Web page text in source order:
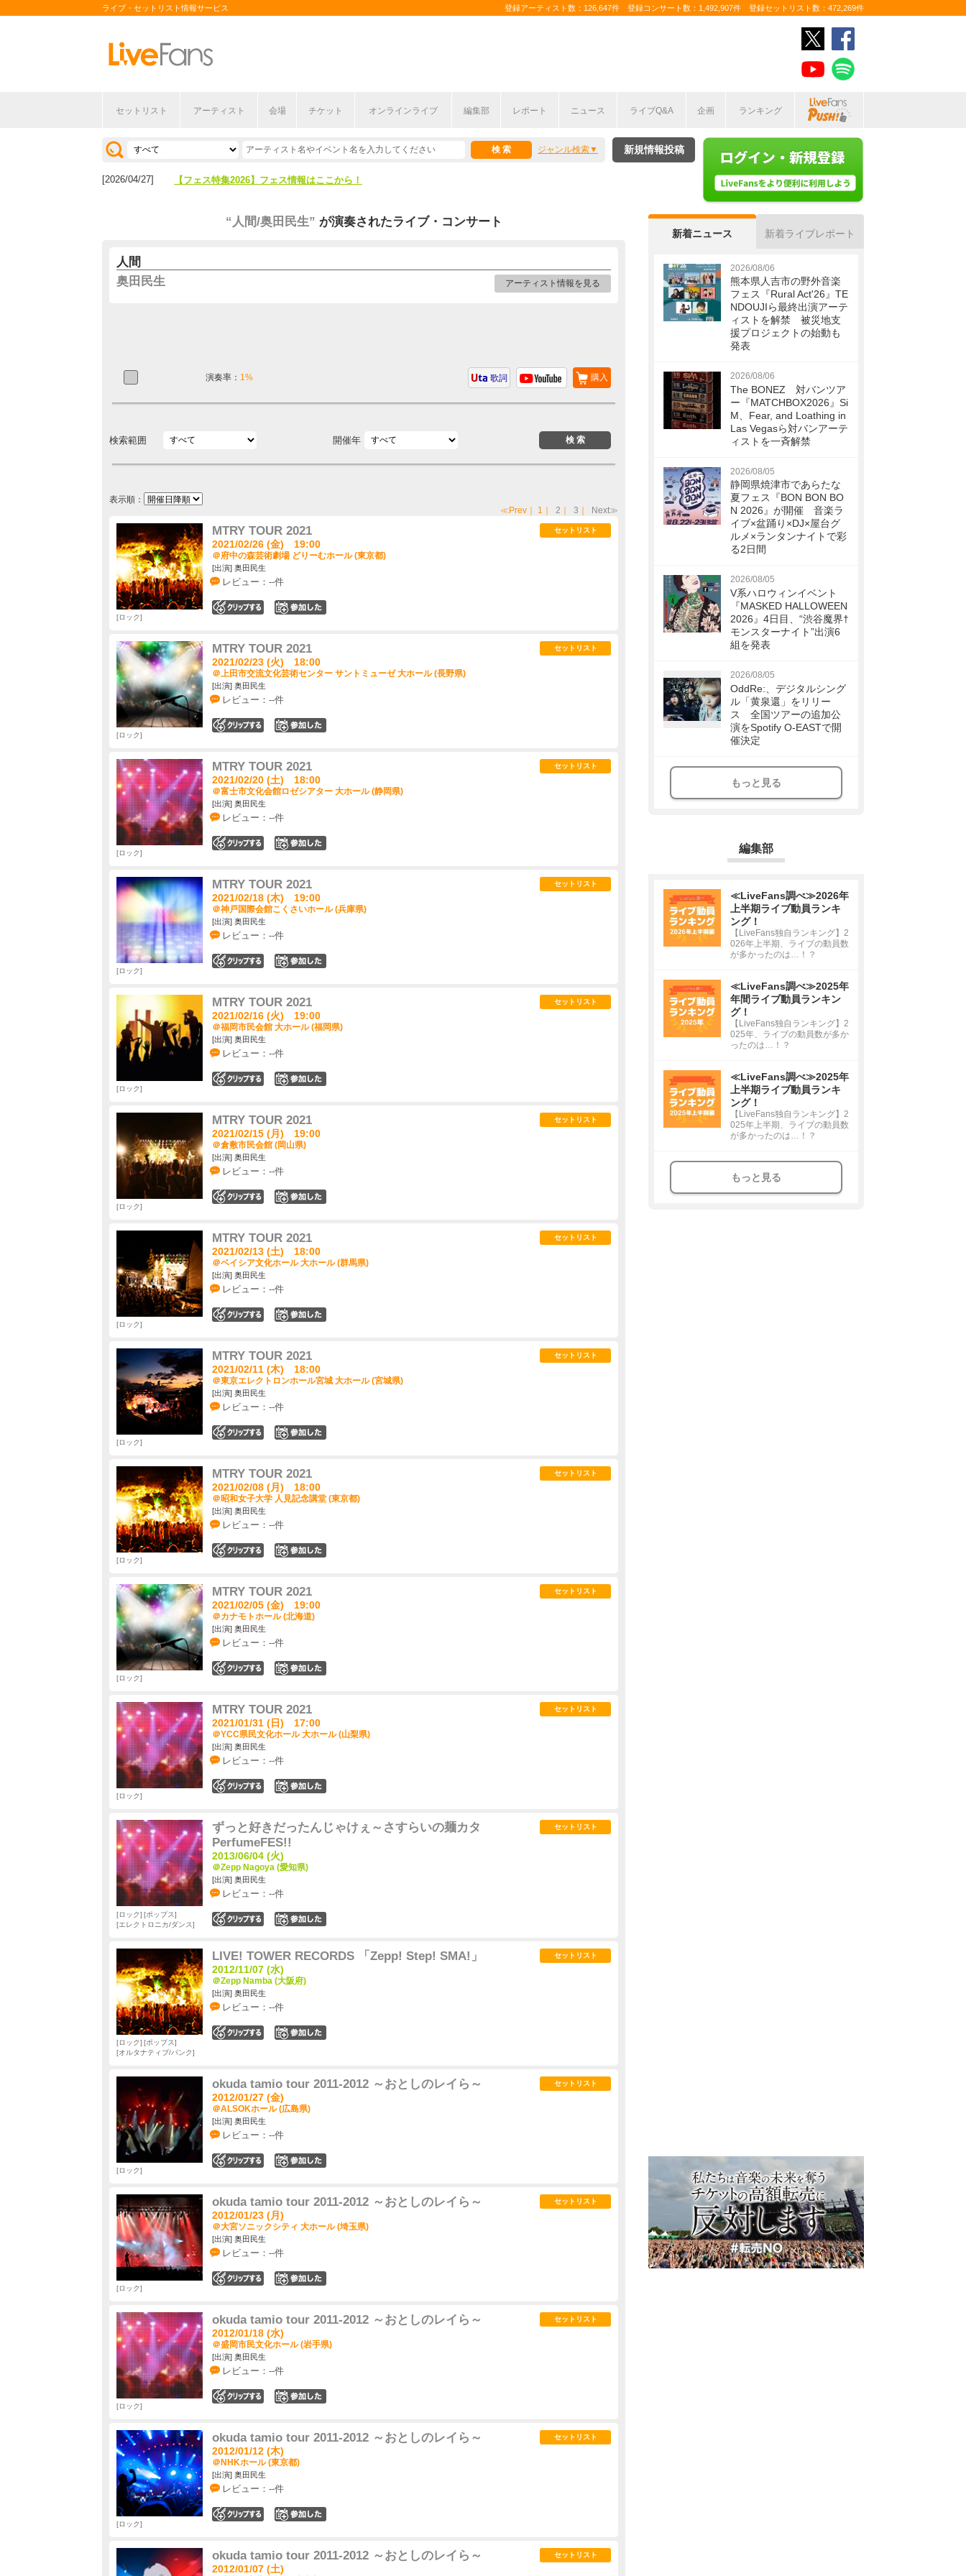
ライブ・セットリスト情報サービス 登録アーティスト数：126,647件 登録コンサート数：1,492,907件 登録セットリスト数：472,269件
セットリスト アーティスト 会場 チケット オンラインライブ 編集部 レポート ニュース ライブQ&A 企画 ランキング
ジャンル検索
[2026/07/28] 【ライブ動員ランキング】2026年上半期編発表！
[2026/04/27] 【フェス特集2026】フェス情報はここから！
新規情報投稿
“人間/奥田民生” が演奏されたライブ・コンサート
人間
奥田民生
アーティスト情報を見る
演奏率： 1% 購入
歌詞
検索範囲 開催年
表示順：
≪Prev ｜ 1 ｜ 2 ｜ 3 ｜ Next≫
MTRY TOUR 2021
2021/02/26 (金) 19:00
＠府中の森芸術劇場 どりーむホール (東京都)
[出演] 奥田民生
レビュー：--件
セットリスト
ロック
MTRY TOUR 2021
2021/02/23 (火) 18:00
＠上田市交流文化芸術センター サントミューゼ 大ホール (長野県)
[出演] 奥田民生
レビュー：--件
セットリスト
ロック
MTRY TOUR 2021
2021/02/20 (土) 18:00
＠富士市文化会館ロゼシアター 大ホール (静岡県)
[出演] 奥田民生
レビュー：--件
セットリスト
ロック
MTRY TOUR 2021
2021/02/18 (木) 19:00
＠神戸国際会館こくさいホール (兵庫県)
[出演] 奥田民生
レビュー：--件
セットリスト
ロック
MTRY TOUR 2021
2021/02/16 (火) 19:00
＠福岡市民会館 大ホール (福岡県)
[出演] 奥田民生
レビュー：--件
セットリスト
ロック
MTRY TOUR 2021
2021/02/15 (月) 19:00
＠倉敷市民会館 (岡山県)
[出演] 奥田民生
レビュー：--件
セットリスト
ロック
MTRY TOUR 2021
2021/02/13 (土) 18:00
＠ベイシア文化ホール 大ホール (群馬県)
[出演] 奥田民生
レビュー：--件
セットリスト
ロック
MTRY TOUR 2021
2021/02/11 (木) 18:00
＠東京エレクトロンホール宮城 大ホール (宮城県)
[出演] 奥田民生
レビュー：--件
セットリスト
ロック
MTRY TOUR 2021
2021/02/08 (月) 18:00
＠昭和女子大学 人見記念講堂 (東京都)
[出演] 奥田民生
レビュー：--件
セットリスト
ロック
MTRY TOUR 2021
2021/02/05 (金) 19:00
＠カナモトホール (北海道)
[出演] 奥田民生
レビュー：--件
セットリスト
ロック
MTRY TOUR 2021
2021/01/31 (日) 17:00
＠YCC県民文化ホール 大ホール (山梨県)
[出演] 奥田民生
レビュー：--件
セットリスト
ロック
ずっと好きだったんじゃけぇ～さすらいの麺カタ
PerfumeFES!!
2013/06/04 (火)
＠Zepp Nagoya (愛知県)
[出演] 奥田民生
レビュー：--件
セットリスト
ロック
ポップス
エレクトロニカ/ダンス
LIVE! TOWER RECORDS 「Zepp! Step! SMA!」
2012/11/07 (水)
＠Zepp Namba (大阪府)
[出演] 奥田民生
レビュー：--件
セットリスト
ロック
ポップス
オルタナティブ/パンク
okuda tamio tour 2011-2012 ～おとしのレイら～
2012/01/27 (金)
＠ALSOKホール (広島県)
[出演] 奥田民生
レビュー：--件
セットリスト
ロック
okuda tamio tour 2011-2012 ～おとしのレイら～
2012/01/23 (月)
＠大宮ソニックシティ 大ホール (埼玉県)
[出演] 奥田民生
レビュー：--件
セットリスト
ロック
okuda tamio tour 2011-2012 ～おとしのレイら～
2012/01/18 (水)
＠盛岡市民文化ホール (岩手県)
[出演] 奥田民生
レビュー：--件
セットリスト
ロック
okuda tamio tour 2011-2012 ～おとしのレイら～
2012/01/12 (木)
＠NHKホール (東京都)
[出演] 奥田民生
レビュー：--件
セットリスト
ロック
okuda tamio tour 2011-2012 ～おとしのレイら～
2012/01/07 (土)
セットリスト
新着ニュース 新着ライブレポート
2026/08/06
熊本県人吉市の野外音楽
フェス『Rural Act'26』TE
NDOUJIら最終出演アーテ
ィストを解禁 被災地支
援プロジェクトの始動も
発表
2026/08/06
The BONEZ 対バンツア
ー『MATCHBOX2026』Si
M、Fear, and Loathing in
Las Vegasら対バンアーテ
ィストを一斉解禁
2026/08/05
静岡県焼津市であらたな
夏フェス『BON BON BO
N 2026』が開催 音楽ラ
イブ×盆踊り×DJ×屋台グ
ルメ×ランタンナイトで彩
る2日間
2026/08/05
V系ハロウィンイベント
『MASKED HALLOWEEN
2026』4日目、“渋谷魔界†
モンスターナイト”出演6
組を発表
2026/08/05
OddRe:、デジタルシング
ル「黄泉還」をリリー
ス 全国ツアーの追加公
演をSpotify O-EASTで開
催決定
もっと見る
編集部
≪LiveFans調べ≫2026年
上半期ライブ動員ランキ
ング！
【LiveFans独自ランキング】2
026年上半期、ライブの動員数
が多かったのは…！？
≪LiveFans調べ≫2025年
年間ライブ動員ランキン
グ！
【LiveFans独自ランキング】2
025年、ライブの動員数が多か
ったのは…！？
≪LiveFans調べ≫2025年
上半期ライブ動員ランキ
ング！
【LiveFans独自ランキング】2
025年上半期、ライブの動員数
が多かったのは…！？
もっと見る